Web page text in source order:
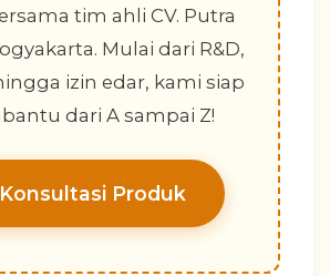
tim ahli CV. Putra
Mulai dari R&D,
izin edar, kami siap
dari A sampai Z!
Produk